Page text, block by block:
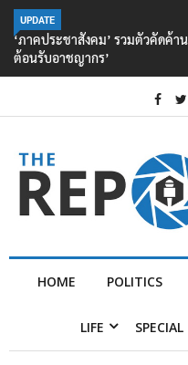
UPDATE
‘ภาคประชาสังคม’ รวมตัวคัดค้าน
ต้อนรับอาชญากร’
HOME POLITICS
LIFE SPECIAL